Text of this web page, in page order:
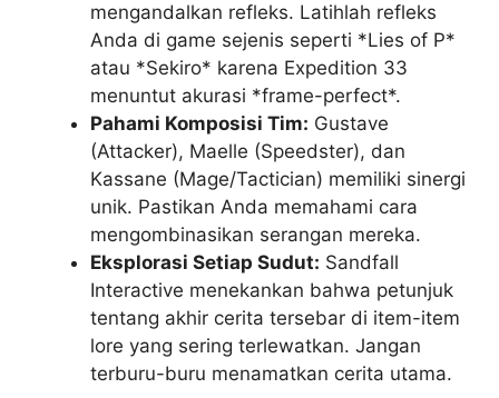
mengandalkan refleks. Latihlah refleks
Anda di game sejenis seperti *Lies of P*
atau *Sekiro* karena Expedition 33
menuntut akurasi *frame-perfect*.
Pahami Komposisi Tim: Gustave
(Attacker), Maelle (Speedster), dan
Kassane (Mage/Tactician) memiliki sinergi
unik. Pastikan Anda memahami cara
mengombinasikan serangan mereka.
Eksplorasi Setiap Sudut: Sandfall
Interactive menekankan bahwa petunjuk
tentang akhir cerita tersebar di item-item
lore yang sering terlewatkan. Jangan
terburu-buru menamatkan cerita utama.